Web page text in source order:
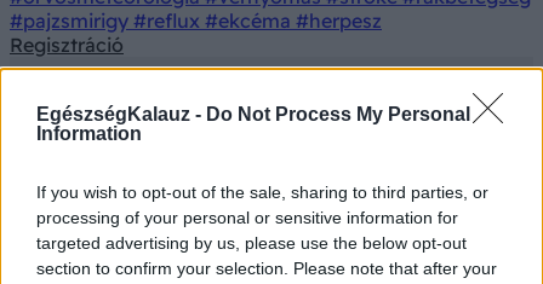
EgészségKalauz - Do Not Process My Personal
Information
If you wish to opt-out of the sale, sharing to third parties, or
processing of your personal or sensitive information for
targeted advertising by us, please use the below opt-out
section to confirm your selection. Please note that after your
#pajzsmirigy #reflux #ekcéma #herpesz
Regisztráció
Tünet